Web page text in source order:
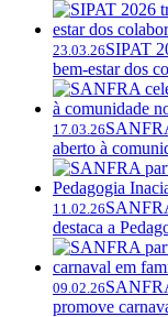
23.03.26SIPAT
bem-estar dos
17.03.26
aberto à
11.02.26
destaca a
09.02.26
promove